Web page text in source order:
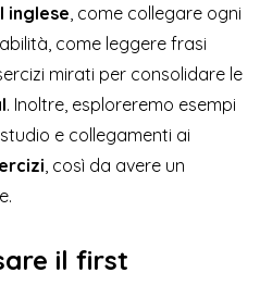
inglese , come collegare ogni
come leggere frasi
mirati per consolidare le
. Inoltre, esploreremo esempi
e collegamenti ai
, così da avere un
il first